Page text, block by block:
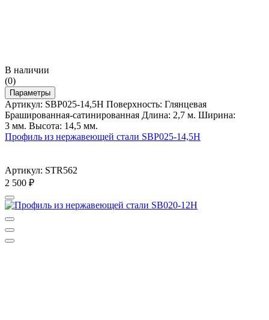
В наличии
(0)
Параметры
Артикул: SBP025-14,5H Поверхность: Глянцевая
Брашированная-сатинированная Длина: 2,7 м. Ширина:
3 мм. Высота: 14,5 мм.
Профиль из нержавеющей стали SBP025-14,5H
Артикул: STR562
2 500 ₽